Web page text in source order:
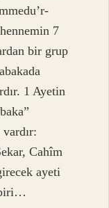
7
bir grup
1 Ayetin
Cahîm
ayeti